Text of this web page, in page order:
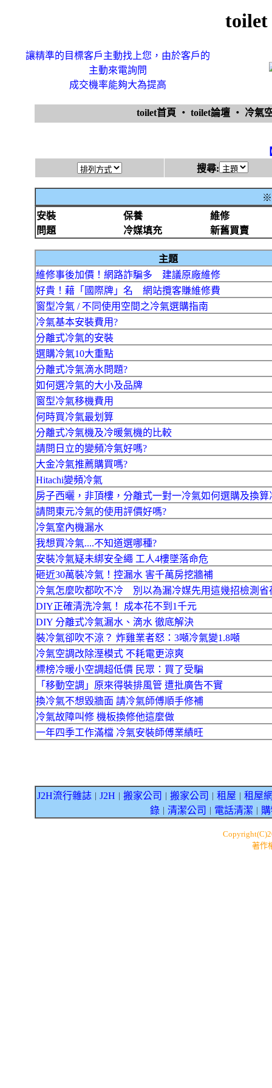
toilet
讓精準的目標客戶主動找上您，由於客戶的
主動來電詢問
成交機率能夠大為提高
toilet首頁 ‧ toilet論壇 ‧ 冷氣
搜尋:
※
安裝
保養
維修
問題
冷媒填充 新舊買賣
主題
維修事後加價！網路詐騙多 建議原廠維修
好貴！藉「國際牌」名 網站攬客賺維修費
窗型冷氣 / 不同使用空間之冷氣選購指南
冷氣基本安裝費用?
分離式冷氣的安裝
選購冷氣10大重點
分離式冷氣滴水問題?
如何選冷氣的大小及品牌
窗型冷氣移機費用
何時買冷氣最划算
分離式冷氣機及冷暖氣機的比較
請問日立的變頻冷氣好嗎?
大金冷氣推薦購買嗎?
Hitachi變頻冷氣
房子西曬，非頂樓，分離式一對一冷氣如何選購及換算
請問東元冷氣的使用評價好嗎?
冷氣室內機漏水
我想買冷氣....不知道選哪種?
安裝冷氣疑未綁安全繩 工人4樓墜落命危
砸近30萬裝冷氣！控漏水 害千萬房挖牆補
冷氣怎麼吹都吹不冷 別以為漏冷媒先用這幾招檢測省
DIY正確清洗冷氣！ 成本花不到1千元
DIY 分離式冷氣漏水、滴水 徹底解決
裝冷氣卻吹不涼？ 炸雞業者怒：3噸冷氣變1.8噸
冷氣空調改除溼模式 不耗電更涼爽
標榜冷暖小空調超低價 民眾：買了受騙
「移動空調」原來得裝排風管 遭批廣告不實
換冷氣不想毀牆面 請冷氣師傅順手修補
冷氣故障叫修 機板換修他這麼做
一年四季工作滿檔 冷氣安裝師傅業績旺
J2H流行雜誌 J2H 搬家公司 搬家公司 租屋
租屋
錄｜ 清潔公司 電話清潔
著作